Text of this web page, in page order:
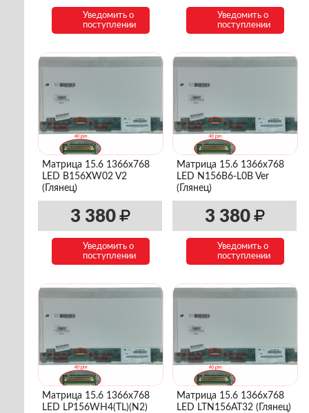
Уведомить о
поступлении
Уведомить о
поступлении
Матрица 15.6 1366x768
LED B156XW02 V2
(Глянец)
3 380
Уведомить о
поступлении
Матрица 15.6 1366x768
LED N156B6-L0B Ver
(Глянец)
3 380
Уведомить о
поступлении
Матрица 15.6 1366x768
LED LP156WH4(TL)(N2)
Матрица 15.6 1366x768
LED LTN156AT32 (Глянец)